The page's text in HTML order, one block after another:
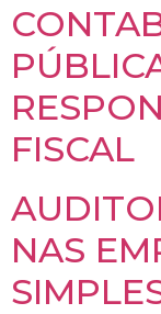
FISCAL
NAS